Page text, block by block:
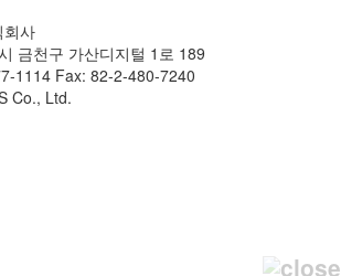
회사
금천구 가산디지털 1로 189
1114 Fax: 82-2-480-7240
Co., Ltd.